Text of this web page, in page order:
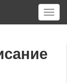
T
o